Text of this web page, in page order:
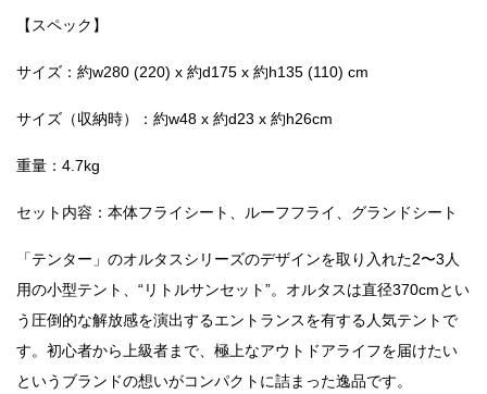
【スペック】
サイズ：約w280 (220) x 約d175 x 約h135 (110) cm
サイズ（収納時）：約w48 x 約d23 x 約h26cm
重量：4.7kg
セット内容：本体フライシート、ルーフフライ、グランドシート
「テンター」のオルタスシリーズのデザインを取り入れた2〜3人
用の小型テント、“リトルサンセット”。オルタスは直径370cmとい
う圧倒的な解放感を演出するエントランスを有する人気テントで
す。初心者から上級者まで、極上なアウトドアライフを届けたい
というブランドの想いがコンパクトに詰まった逸品です。